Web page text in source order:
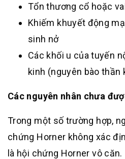
Tổn thương cổ hoặc
Khiếm khuyết động
sinh nở
Các khối u của tuyến
kinh (nguyên bào thần
Các nguyên nhân chưa
Trong một số trường hợp,
chứng Horner không xác
là hội chứng Horner vô căn.